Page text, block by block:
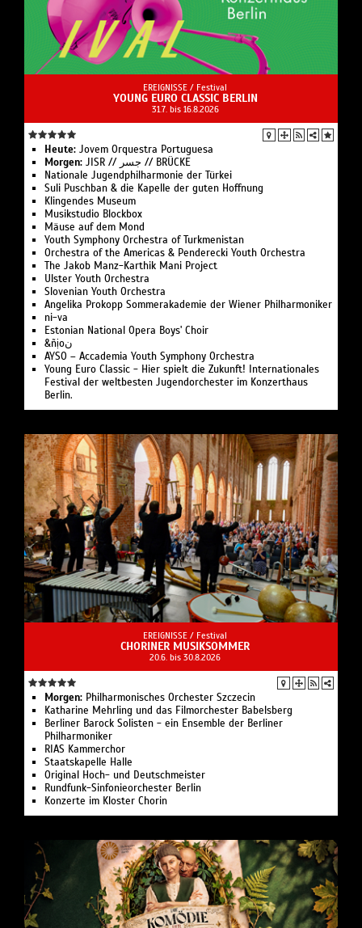
EREIGNISSE / Festival
YOUNG EURO CLASSIC BERLIN
31.7. bis 16.8.2026
Heute: Jovem Orques­tra Portuguesa
Morgen:
JISR // جسر // BRÜCKE
Nationale Jugend­philharmonie der Türkei
Suli Pusch­ban & die Ka­pelle der gu­ten Hoff­nung
Klingendes Museum
Musikstudio Blockbox
Mäuse auf dem Mond
Youth Symphony Orchestra of Turk­menistan
Or­ches­tra of the Ameri­cas & Pen­de­recki Youth Orchestra
The Jakob Manz-Karthik Mani Project
Ulster Youth Or­chestra
Slo­ve­ni­an Youth Orchestra
Angelika Pro­kopp Som­mer­akademie der Wiener Philharmoniker
ni-va
Estonian National Opera Boys' Choir
&ñịoن
AYSO – Accademia Youth Symphony Orchestra
Young Euro Classic - Hier spielt die Zukunft! Internationales
Festival der weltbesten Jugendorchester im Konzerthaus
Berlin.
EREIGNISSE / Festival
CHORINER MUSIKSOMMER
20.6. bis 30.8.2026
Morgen: Philharmonisches Orchester Szczecin
Katharine Mehrling und das Filmorchester Babelsberg
Berliner Barock Solisten - ein Ensemble der Berliner
Philharmoniker
RIAS Kammerchor
Staatskapelle Halle
Original Hoch- und Deutschmeister
Rundfunk-Sinfonieorchester Berlin
Konzerte im Kloster Chorin